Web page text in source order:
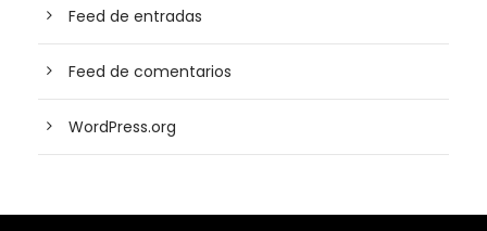
Feed de entradas
Feed de comentarios
WordPress.org